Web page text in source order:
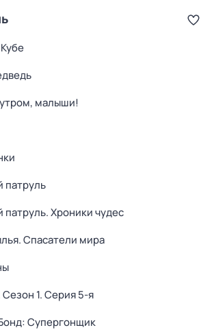
малыши!
патруль
патруль. Хроники чудес
Спасатели мира
Сезон 1. Серия 5-я
Супергонщик